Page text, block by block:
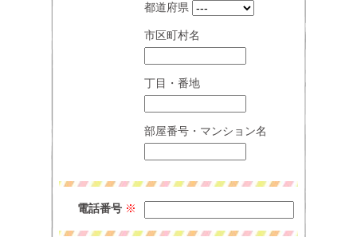
都道府県
市区町村名
丁目・番地
部屋番号・マンション名
電話番号 ※